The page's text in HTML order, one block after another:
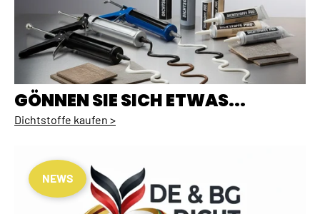
GÖNNEN SIE SICH ETWAS...
Dichtstoffe kaufen >
NEWS